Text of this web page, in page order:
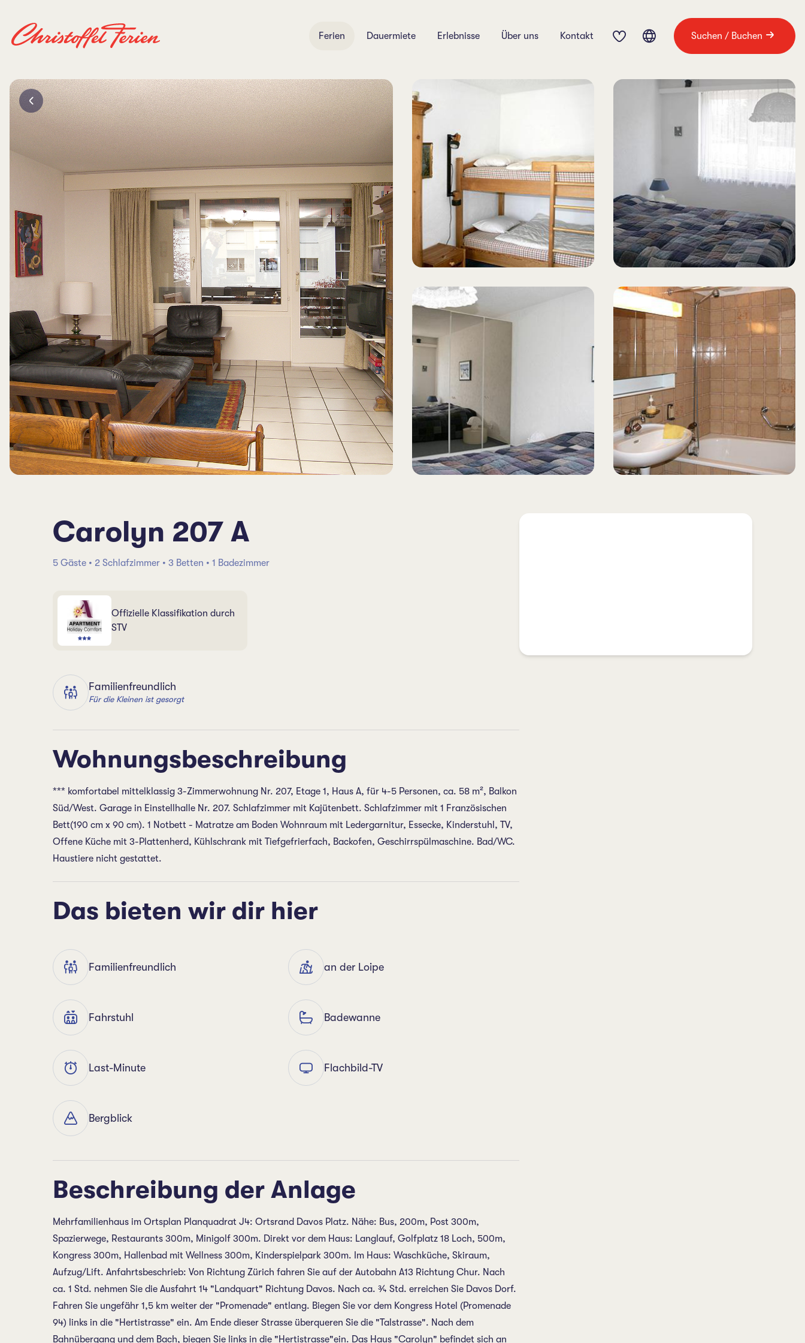
Ferien Dauermiete Erlebnisse Über uns Kontakt Suchen / Buchen
Carolyn 207 A
5 Gäste • 2 Schlafzimmer • 3 Betten • 1 Badezimmer
Offizielle Klassifikation durch
STV
Familienfreundlich
Für die Kleinen ist gesorgt
Wohnungsbeschreibung
*** komfortabel mittelklassig 3-Zimmerwohnung Nr. 207, Etage 1, Haus A, für 4-5 Personen, ca. 58 m², Balkon
Süd/West. Garage in Einstellhalle Nr. 207. Schlafzimmer mit Kajütenbett. Schlafzimmer mit 1 Französischen
Bett(190 cm x 90 cm). 1 Notbett - Matratze am Boden Wohnraum mit Ledergarnitur, Essecke, Kinderstuhl, TV,
Offene Küche mit 3-Plattenherd, Kühlschrank mit Tiefgefrierfach, Backofen, Geschirrspülmaschine. Bad/WC.
Haustiere nicht gestattet.
Das bieten wir dir hier
Familienfreundlich an der Loipe
Fahrstuhl Badewanne
Last-Minute Flachbild-TV
Bergblick
Beschreibung der Anlage
Mehrfamilienhaus im Ortsplan Planquadrat J4: Ortsrand Davos Platz. Nähe: Bus, 200m, Post 300m,
Spazierwege, Restaurants 300m, Minigolf 300m. Direkt vor dem Haus: Langlauf, Golfplatz 18 Loch, 500m,
Kongress 300m, Hallenbad mit Wellness 300m, Kinderspielpark 300m. Im Haus: Waschküche, Skiraum,
Aufzug/Lift. Anfahrtsbeschrieb: Von Richtung Zürich fahren Sie auf der Autobahn A13 Richtung Chur. Nach
ca. 1 Std. nehmen Sie die Ausfahrt 14 "Landquart" Richtung Davos. Nach ca. ¾ Std. erreichen Sie Davos Dorf.
Fahren Sie ungefähr 1,5 km weiter der "Promenade" entlang. Biegen Sie vor dem Kongress Hotel (Promenade
94) links in die "Hertistrasse" ein. Am Ende dieser Strasse überqueren Sie die "Talstrasse". Nach dem
Bahnübergang und dem Bach, biegen Sie links in die "Hertistrasse"ein. Das Haus "Carolyn" befindet sich an